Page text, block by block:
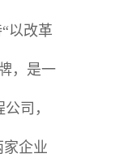
以改革
，是一
司，
企业